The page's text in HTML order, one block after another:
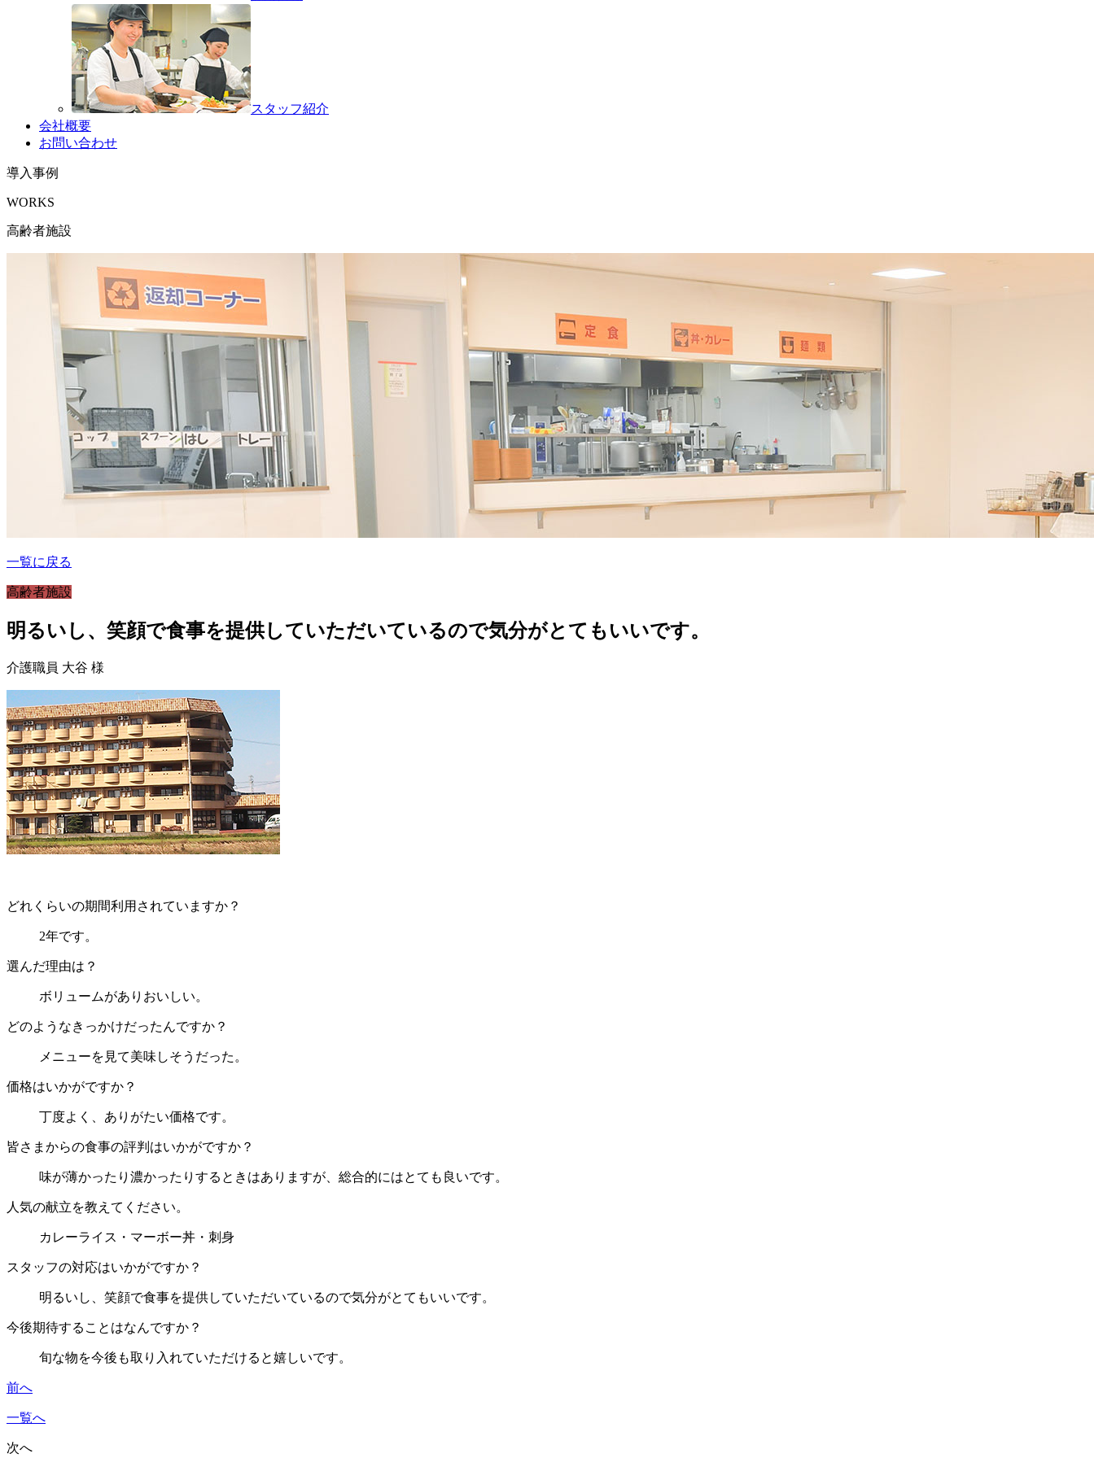
スタッフ紹介
会社概要
お問い合わせ
導入事例
WORKS
高齢者施設
一覧に戻る
高齢者施設
明るいし、笑顔で食事を提供していただいているので気分がとてもいいです。
介護職員 大谷 様
どれくらいの期間利用されていますか？
2年です。
選んだ理由は？
ボリュームがありおいしい。
どのようなきっかけだったんですか？
メニューを見て美味しそうだった。
価格はいかがですか？
丁度よく、ありがたい価格です。
皆さまからの食事の評判はいかがですか？
味が薄かったり濃かったりするときはありますが、総合的にはとても良いです。
人気の献立を教えてください。
カレーライス・マーボー丼・刺身
スタッフの対応はいかがですか？
明るいし、笑顔で食事を提供していただいているので気分がとてもいいです。
今後期待することはなんですか？
旬な物を今後も取り入れていただけると嬉しいです。
前へ
一覧へ
次へ